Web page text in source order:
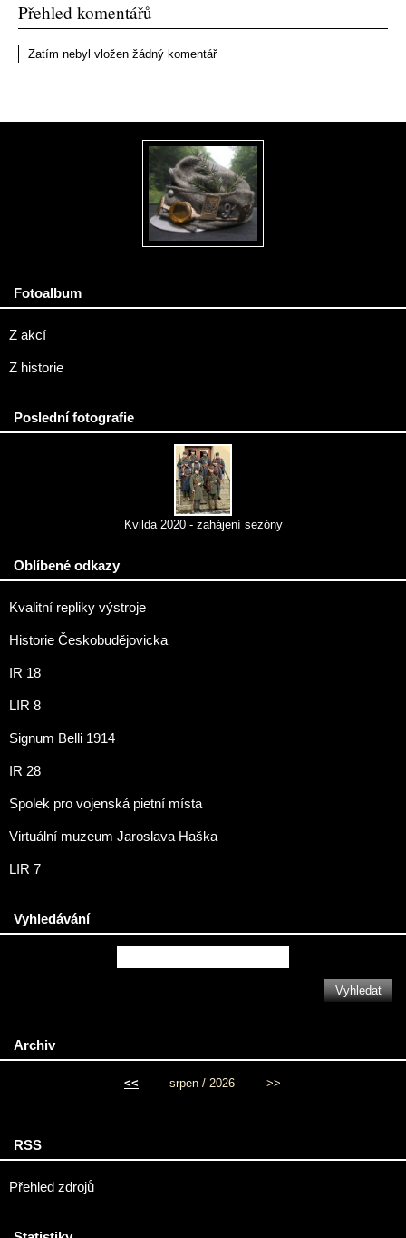
Přehled komentářů
Zatím nebyl vložen žádný komentář
Fotoalbum
Z akcí
Z historie
Poslední fotografie
Kvilda 2020 - zahájení sezóny
Oblíbené odkazy
Kvalitní repliky výstroje
Historie Českobudějovicka
IR 18
LIR 8
Signum Belli 1914
IR 28
Spolek pro vojenská pietní místa
Virtuální muzeum Jaroslava Haška
LIR 7
Vyhledávání
Archiv
<< srpen / 2026 >>
RSS
Přehled zdrojů